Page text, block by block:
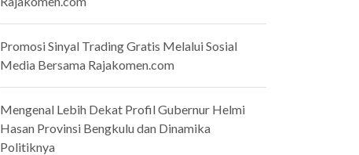
Promosi Sinyal Trading Gratis Melalui Sosial
Media Bersama Rajakomen.com
Mengenal Lebih Dekat Profil Gubernur Helmi
Hasan Provinsi Bengkulu dan Dinamika
Politiknya